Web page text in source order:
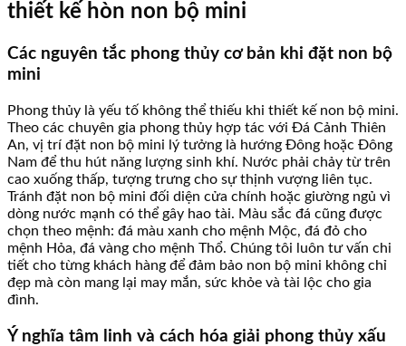
thiết kế hòn non bộ mini
Các nguyên tắc phong thủy cơ bản khi đặt non bộ
mini
Phong thủy là yếu tố không thể thiếu khi thiết kế non bộ mini.
Theo các chuyên gia phong thủy hợp tác với Đá Cảnh Thiên
An, vị trí đặt non bộ mini lý tưởng là hướng Đông hoặc Đông
Nam để thu hút năng lượng sinh khí. Nước phải chảy từ trên
cao xuống thấp, tượng trưng cho sự thịnh vượng liên tục.
Tránh đặt non bộ mini đối diện cửa chính hoặc giường ngủ vì
dòng nước mạnh có thể gây hao tài. Màu sắc đá cũng được
chọn theo mệnh: đá màu xanh cho mệnh Mộc, đá đỏ cho
mệnh Hỏa, đá vàng cho mệnh Thổ. Chúng tôi luôn tư vấn chi
tiết cho từng khách hàng để đảm bảo non bộ mini không chỉ
đẹp mà còn mang lại may mắn, sức khỏe và tài lộc cho gia
đình.
Ý nghĩa tâm linh và cách hóa giải phong thủy xấu